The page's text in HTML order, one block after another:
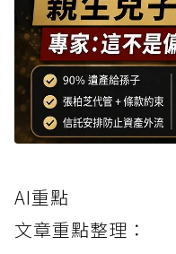
AI重點
文章重點整理：